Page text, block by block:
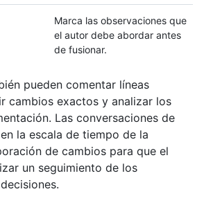
Marca las observaciones que
el autor debe abordar antes
de fusionar.
pueden comentar líneas
cambios exactos y analizar los
Las conversaciones de
la escala de tiempo de la
de cambios para que el
un seguimiento de los